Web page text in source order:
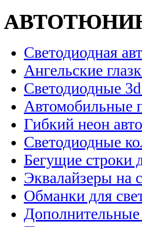
Светодиодная
Ангельские
Светодиодные
Автомобильные
Гибкий неон
Светодиодные
Бегущие строки
Эквалайзеры на
Обманки для